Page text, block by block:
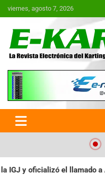
Saltar
al
viernes, agosto 7, 2026
E-
Electrónica
Argentina
General Ordinaria